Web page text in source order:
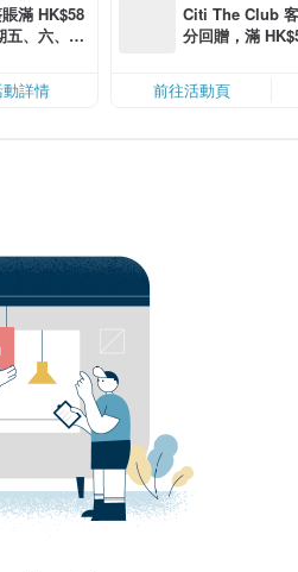
滿 HK$58
五、六、日
詳情
Citi The Club
分回贈，滿
前往活動頁